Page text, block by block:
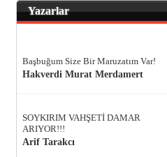
Yazarlar
Başbuğum Size Bir Maruzatım Var!
Hakverdi Murat Merdamert
SOYKIRIM VAHŞETİ DAMAR
ARIYOR!!!
Arif Tarakcı